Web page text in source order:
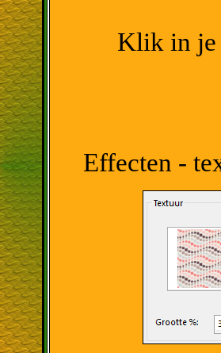
Klik in je
Effecten -